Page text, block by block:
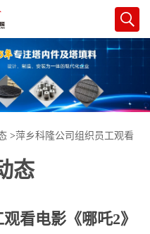
>萍乡科隆公司组织员工观看
态
看电影《哪吒2》